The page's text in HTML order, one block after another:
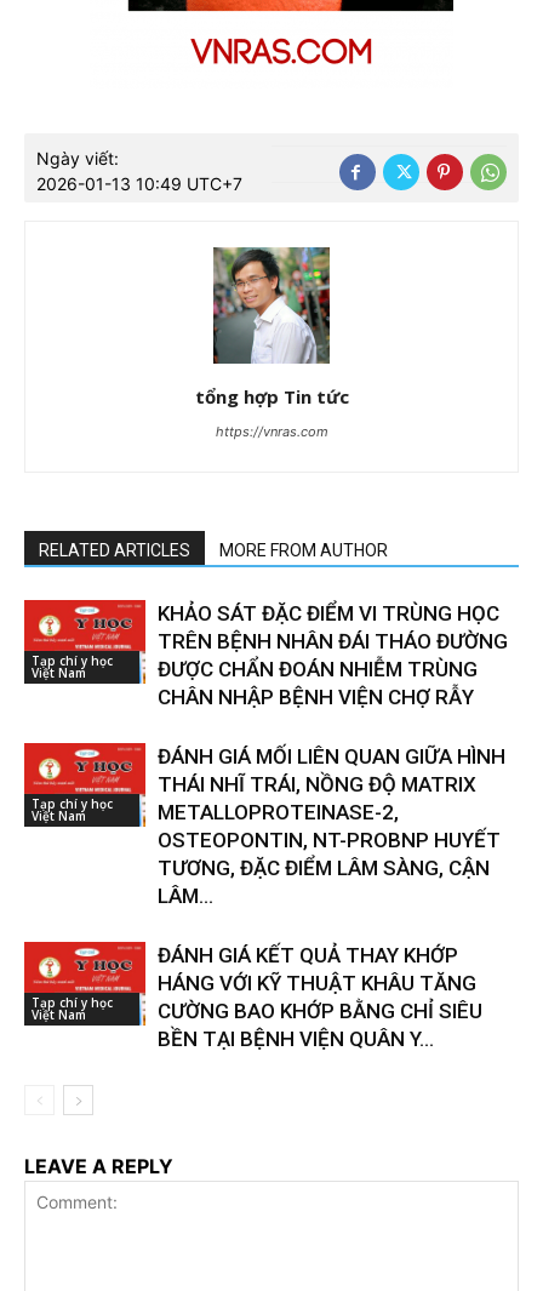
Ngày viết:
2026-01-13 10:49 UTC+7
tổng hợp Tin tức
https://vnras.com
RELATED ARTICLES MORE FROM AUTHOR
Tạp chí y học
Việt Nam
KHẢO SÁT ĐẶC ĐIỂM VI TRÙNG HỌC
TRÊN BỆNH NHÂN ĐÁI THÁO ĐƯỜNG
ĐƯỢC CHẨN ĐOÁN NHIỄM TRÙNG
CHÂN NHẬP BỆNH VIỆN CHỢ RẪY
Tạp chí y học
Việt Nam
ĐÁNH GIÁ MỐI LIÊN QUAN GIỮA HÌNH
THÁI NHĨ TRÁI, NỒNG ĐỘ MATRIX
METALLOPROTEINASE-2,
OSTEOPONTIN, NT-PROBNP HUYẾT
TƯƠNG, ĐẶC ĐIỂM LÂM SÀNG, CẬN
LÂM...
Tạp chí y học
Việt Nam
ĐÁNH GIÁ KẾT QUẢ THAY KHỚP
HÁNG VỚI KỸ THUẬT KHÂU TĂNG
CƯỜNG BAO KHỚP BẰNG CHỈ SIÊU
BỀN TẠI BỆNH VIỆN QUÂN Y...
LEAVE A REPLY